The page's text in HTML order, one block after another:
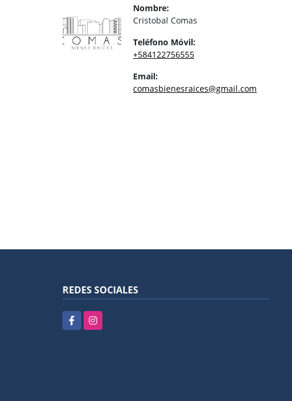
Nombre:
Cristobal Comas
Teléfono Móvil:
+584122756555
Email:
comasbienesraices@gmail.com
REDES SOCIALES
FacebookInstagram